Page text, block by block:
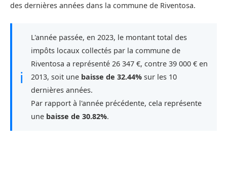
des dernières années dans la commune de Riventosa.
ℹ
L'année passée, en 2023, le montant total des
impôts locaux collectés par la commune de
Riventosa a représenté 26 347 €, contre 39 000 € en
2013, soit une baisse de 32.44% sur les 10
dernières années.
Par rapport à l'année précédente, cela représente
une baisse de 30.82%.